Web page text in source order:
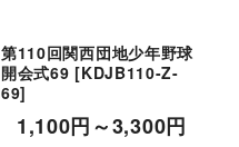
第110回関西団地少年野球
開会式69 [KDJB110-Z-
69]
1,100円～3,300円